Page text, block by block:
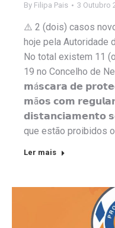
By Filipa Pais 3 Outubro
⚠️ 2 (dois) casos
hoje pela Autoridade
No total existem 11
19 no Concelho de
𝗺á𝘀𝗰𝗮𝗿𝗮 𝗱𝗲
𝗺ã𝗼𝘀 𝗰𝗼𝗺
𝗱𝗶𝘀𝘁𝗮𝗻𝗰𝗶𝗮𝗺𝗲𝗻𝘁𝗼
que estão proibidos
Ler mais